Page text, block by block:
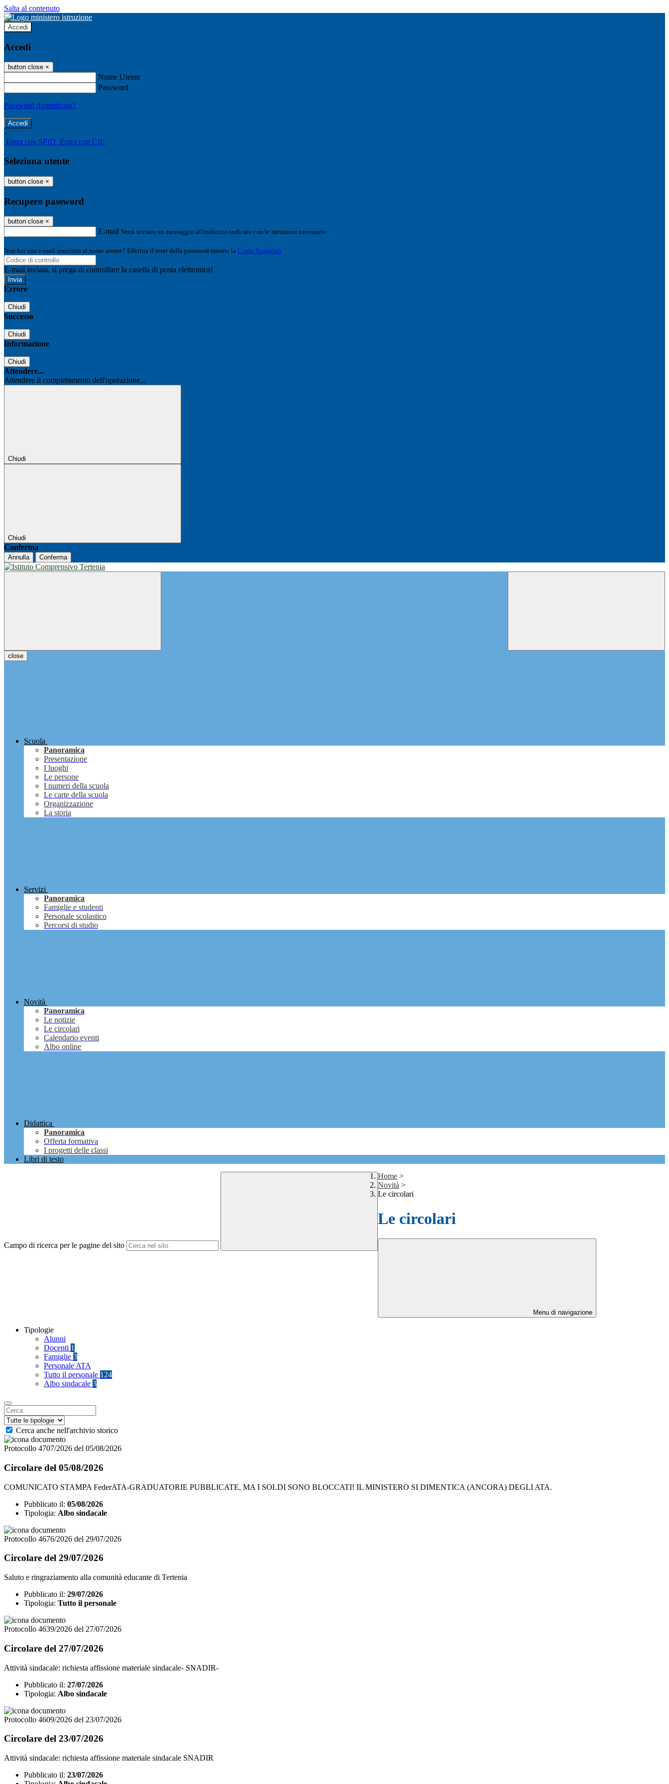
Salta al contenuto
Accedi
Accedi
button close ×
Nome Utente
Password
Password dimenticata?
-
Entra con SPID Entra con CIE
Seleziona utente
button close ×
Recupero password
button close ×
E-mail Verrà inviato un messaggio all'indirizzo indicato con le istruzioni necessarie.
Non hai una e-mail associata al nome utente? Effettua il reset della password tramite la Login Spaggiari
E-mail inviata, si prega di controllare la casella di posta elettronica!
Errore
Chiudi
Successo
Chiudi
Informazione
Chiudi
Attendere...
Attendere il completamento dell'operazione...
Chiudi
Chiudi
Conferma
Annulla Conferma
close
Scuola
Panoramica
Presentazione
I luoghi
Le persone
I numeri della scuola
Le carte della scuola
Organizzazione
La storia
Servizi
Panoramica
Famiglie e studenti
Personale scolastico
Percorsi di studio
Novità
Panoramica
Le notizie
Le circolari
Calendario eventi
Albo online
Didattica
Panoramica
Offerta formativa
I progetti delle classi
Libri di testo
Campo di ricerca per le pagine del sito
Home >
Novità >
Le circolari
Le circolari
Menu di navigazione
Tipologie
Alunni
Docenti 1
Famiglie 3
Personale ATA
Tutto il personale 124
Albo sindacale 3
Cerca anche nell'archivio storico
Protocollo 4707/2026 del 05/08/2026
Circolare del 05/08/2026
COMUNICATO STAMPA FederATA-GRADUATORIE PUBBLICATE, MA I SOLDI SONO BLOCCATI! IL MINISTERO SI DIMENTICA (ANCORA) DEGLI ATA.
Pubblicato il: 05/08/2026
Tipologia: Albo sindacale
Protocollo 4676/2026 del 29/07/2026
Circolare del 29/07/2026
Saluto e ringraziamento alla comunità educante di Tertenia
Pubblicato il: 29/07/2026
Tipologia: Tutto il personale
Protocollo 4639/2026 del 27/07/2026
Circolare del 27/07/2026
Attività sindacale: richiesta affissione materiale sindacale- SNADIR-
Pubblicato il: 27/07/2026
Tipologia: Albo sindacale
Protocollo 4609/2026 del 23/07/2026
Circolare del 23/07/2026
Attività sindacale: richiesta affissione materiale sindacale SNADIR
Pubblicato il: 23/07/2026